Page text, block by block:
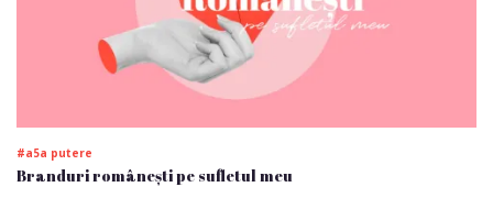
#a5a putere
Branduri românești pe sufletul meu